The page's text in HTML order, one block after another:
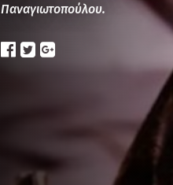
Παναγιωτοπούλου.